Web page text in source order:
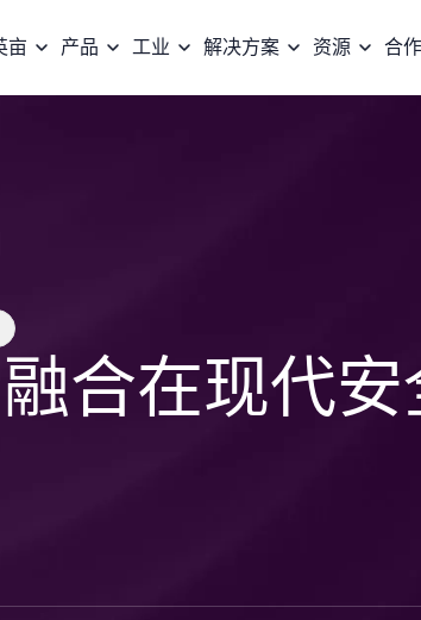
亩 产品 工业 解决方案 资源 合
合在现代